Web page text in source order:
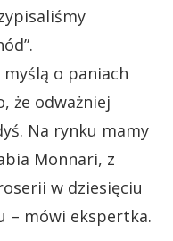
o paniach
że odważniej
Na rynku mamy
Monnari, z
w dziesięciu
– mówi ekspertka.